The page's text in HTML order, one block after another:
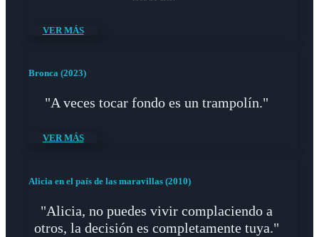
VER MÁS
Bronca (2023)
"A veces tocar fondo es un trampolín."
VER MÁS
Alicia en el país de las maravillas (2010)
"Alicia, no puedes vivir complaciendo a
otros, la decisión es completamente tuya."